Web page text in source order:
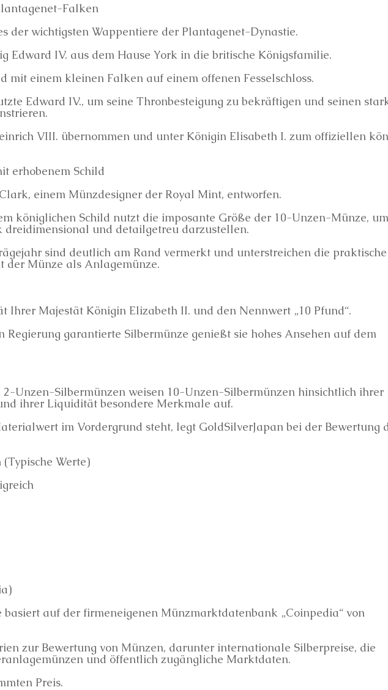
Falken
der wichtigsten Wappentiere der Plantagenet-Dynastie.
Edward IV. aus dem Hause York in die britische Königsfamilie.
mit einem kleinen Falken auf einem offenen Fesselschloss.
Edward IV., um seine Thronbesteigung zu bekräftigen und seinen
VIII. übernommen und unter Königin Elisabeth I. zum offiziellen
erhobenem Schild
einem Münzdesigner der Royal Mint, entworfen.
königlichen Schild nutzt die imposante Größe der 10-Unzen-Münze,
dreidimensional und detailgetreu darzustellen.
sind deutlich am Rand vermerkt und unterstreichen die praktische
Münze als Anlagemünze.
Ihrer Majestät Königin Elizabeth II. und den Nennwert „10 Pfund“.
Regierung garantierte Silbermünze genießt sie hohes Ansehen auf dem
Unzen-Silbermünzen weisen 10-Unzen-Silbermünzen hinsichtlich ihrer
ihrer Liquidität besondere Merkmale auf.
im Vordergrund steht, legt GoldSilverJapan bei der Bewertung
Werte)
basiert auf der firmeneigenen Münzmarktdatenbank „Coinpedia“ von
zur Bewertung von Münzen, darunter internationale Silberpreise, die
und öffentlich zugängliche Marktdaten.
Preis.